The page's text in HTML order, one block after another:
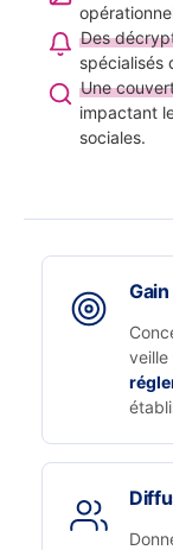
Des
spécialisés
Une
impactant
sociales.
veille